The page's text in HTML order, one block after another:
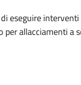
eseguire
per allacciamenti a